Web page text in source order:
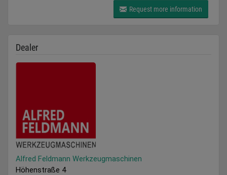
Request more information
Dealer
Alfred Feldmann Werkzeugmaschinen
Höhenstraße 4